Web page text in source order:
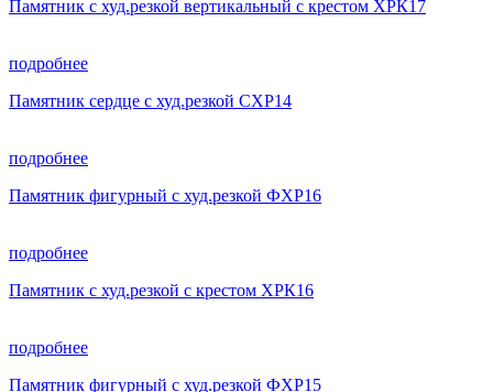
Памятник с худ.резкой вертикальный с крестом ХРК17
подробнее
Памятник сердце с худ.резкой СХР14
подробнее
Памятник фигурный с худ.резкой ФХР16
подробнее
Памятник с худ.резкой с крестом ХРК16
подробнее
Памятник фигурный с худ.резкой ФХР15